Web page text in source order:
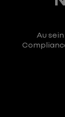
Au